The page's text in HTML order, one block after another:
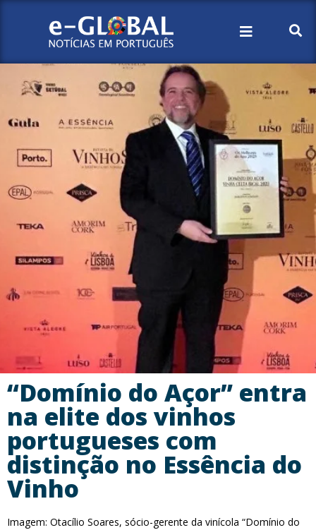
“Domínio do Açor” entra
na elite dos vinhos
portugueses com
distinção no Essência do
Vinho
Imagem: Otacílio Soares, sócio-gerente da vinícola “Domínio do